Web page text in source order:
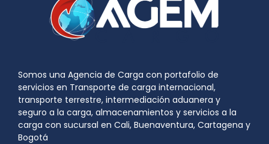
Somos una Agencia de Carga con portafolio de
servicios en Transporte de carga internacional,
transporte terrestre, intermediación aduanera y
seguro a la carga, almacenamientos y servicios a la
carga con sucursal en Cali, Buenaventura, Cartagena y
Bogotá